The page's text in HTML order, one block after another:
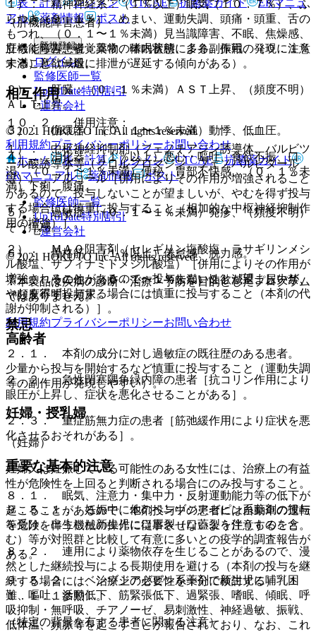
（肝機能障害患者）
肝機能障害患者：薬物の体内蓄積による副作用の発現に注意
すること（一般に排泄が遅延する傾向がある）。
相互作用
１０．２． 併用注意：
１）． 中枢神経抑制剤（フェノチアジン誘導体、バルビツ
ール酸誘導体等（クロルプロマジン、フェノバルビタール
等））、アルコール［併用によりその作用が増強されること
があるので、投与しないことが望ましいが、やむを得ず投与
する場合には慎重に投与すること（相加的な中枢神経抑制作
用の増強）］。
２）． ＭＡＯ阻害剤（セレギリン塩酸塩、ラサギリンメシ
ル酸塩、サフィナミドメシル酸塩）［併用によりその作用が
増強されることがあるので、投与しないことが望ましいが、
やむを得ず投与する場合には慎重に投与すること（本剤の代
謝が抑制される）］。
高齢者
少量から投与を開始するなど慎重に投与すること（運動失調
等の副作用が発現しやすい）。
妊婦・授乳婦
（妊婦）
妊婦又は妊娠している可能性のある女性には、治療上の有益
性が危険性を上回ると判断される場合にのみ投与すること。
９．５．１． 妊娠中に他のベンゾジアゼピン系薬剤の投与
を受け、出生した新生児に口唇裂（口蓋裂を伴うものを含
む）等が対照群と比較して有意に多いとの疫学的調査報告が
ある。
９．５．２． ベンゾジアゼピン系薬剤で新生児に哺乳困
難、嘔吐、活動低下、筋緊張低下、過緊張、嗜眠、傾眠、呼
吸抑制・無呼吸、チアノーゼ、易刺激性、神経過敏、振戦、
低体温、頻脈等を起こすことが報告されており、なお、これ
１）． 精神神経系：（１％以上）眠気（１０．７％）、ふ
らつき（９．１％）、めまい、運動失調、頭痛・頭重、舌の
もつれ、（０．１〜１％未満）見当識障害、不眠、焦燥感、
立ちくらみ、視覚異常、嗜眠状態、多弁、振戦、（０．１％
未満）意欲減退。
２）． 肝臓：（０．１％未満）ＡＳＴ上昇、（頻度不明）
ＡＬＴ上昇。
３）． 循環器：（０．１〜１％未満）動悸、低血圧。
４）． 消化器：（１％以上）悪心・嘔吐、食欲不振、口
渇、（０．１〜１％未満）便秘、胃部不快感、（０．１％未
満）下痢、腹痛。
５）． 過敏症：（０．１〜１％未満）発疹、（頻度不明）
そう痒感。
６）． 骨格筋：（１％以上）倦怠感、脱力感。
７）． その他：（０．１〜１％未満）性欲減退、尿失禁、
（頻度不明）頻尿。
禁忌
２．１． 本剤の成分に対し過敏症の既往歴のある患者。
２．２． 急性閉塞隅角緑内障の患者［抗コリン作用により
眼圧が上昇し、症状を悪化させることがある］。
２．３． 重症筋無力症の患者［筋弛緩作用により症状を悪
化させるおそれがある］。
重要な基本的注意
８．１． 眠気、注意力・集中力・反射運動能力等の低下が
起こることがあるので、本剤投与中の患者には自動車の運転
等危険を伴う機械の操作に従事させないよう注意すること。
８．２． 連用により薬物依存を生じることがあるので、漫
然とした継続投与による長期使用を避ける（本剤の投与を継
続する場合には、治療上の必要性を十分に検討する）〔１
１．１．１参照〕。
（特定の背景を有する患者に関する注意）
アル
薬剤情報 ポスト
新規登録
ログイン
監修医師一覧
UpToDate特別割引
運営会社
© 2021 HOKUTO Inc. All rights reserved.
利用規約プライバシーポリシーお問い合わせ
ホーム
表・計算 レジメン CTCAE
抗菌薬ガイド
ERマニュアル
薬剤情報 ポスト
監修医師一覧
UpToDate特別割引
運営会社
© 2021 HOKUTO Inc. All rights reserved.
※本製品は疾病の診断・治療・予防を目的としたプログラム
ではありません。
利用規約プライバシーポリシーお問い合わせ